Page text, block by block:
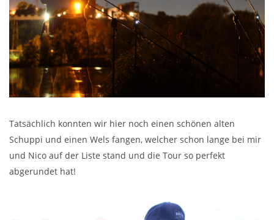
Tatsächlich konnten wir hier noch einen schönen alten
Schuppi und einen Wels fangen, welcher schon lange bei mir
und Nico auf der Liste stand und die Tour so perfekt
abgerundet hat!